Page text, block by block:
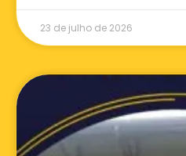
23 de julho de 2026